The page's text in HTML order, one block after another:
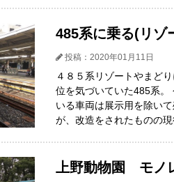
485系に乗る(リゾ
投稿：2020年01月11日
４８５系リゾートやまど
位を気づいていた485系。
いる車両は展示用を除い
が、改造をされたものの
上野動物園 モノ